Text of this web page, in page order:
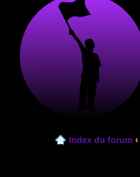
Index du forum ‹